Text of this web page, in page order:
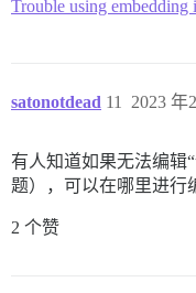
Trouble using embedding
satonotdead 2023 年
11
有人知道如果无法编辑
题），可以在哪里进行
2 个赞